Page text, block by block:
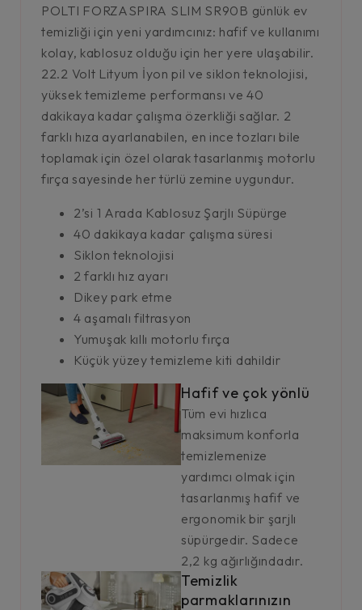
POLTI FORZASPIRA SLIM SR90B günlük ev
temizliği için yeni yardımcınız: hafif ve kullanımı
kolay, kablosuz olduğu için her yere ulaşabilir.
22.2 Volt Lityum İyon pil ve siklon teknolojisi,
yüksek temizleme performansı ve 40
dakikaya kadar çalışma özerkliği sağlar. 2
farklı hıza ayarlanabilen, en ince tozları bile
toplamak için özel olarak tasarlanmış motorlu
fırça sayesinde her türlü zemine uygundur.
2’si 1 Arada Kablosuz Şarjlı Süpürge
40 dakikaya kadar çalışma süresi
Siklon teknolojisi
2 farklı hız ayarı
Dikey park etme
4 aşamalı filtrasyon
Yumuşak kıllı motorlu fırça
Küçük yüzey temizleme kiti dahildir
Hafif ve çok yönlü
Tüm evi hızlıca
maksimum konforla
temizlemenize
yardımcı olmak için
tasarlanmış hafif ve
ergonomik bir şarjlı
süpürgedir. Sadece
2,2 kg ağırlığındadır.
Temizlik
parmaklarınızın